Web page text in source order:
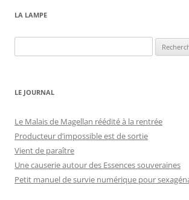
LA LAMPE
LE JOURNAL
Le Malais de Magellan réédité à la rentrée
Producteur d’impossible est de sortie
Vient de paraître
Une causerie autour des Essences souveraines
Petit manuel de survie numérique pour